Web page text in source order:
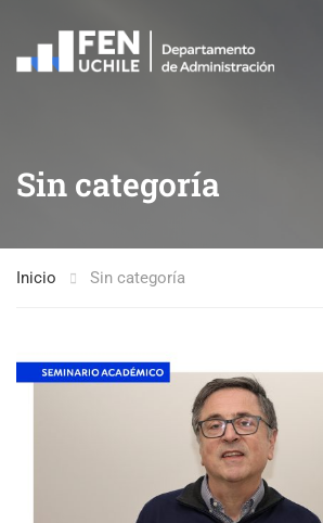
Sin categoría
Inicio Sin categoría